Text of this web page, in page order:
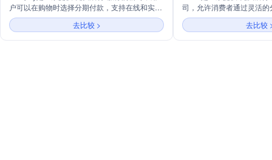
户可以在购物时选择分期付款，支持在线和实体
店购物。主要业务包括提供6或12个月的分期付
款选项，以及4期无息付款。公司强调按时付款
无额外费用，并提供逾期费用上限，帮助用户管
去比较 >
司，允许消费者通过灵活
品，无需支付逾期费用或
括与Apple Pay合作，推出
通过App提供在线和实体店
去比较